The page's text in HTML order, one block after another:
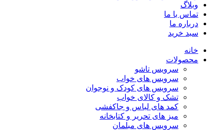
وبلاگ
تماس با ما
درباره ما
سبد خرید
خانه
محصولات
سرویس تاشو
سرویس های خواب
سرویس های کودک و نوجوان
تشک و کالای خواب
کمد های لباس و جاکفشی
میز های تحریر و کتابخانه
سرویس های مبلمان